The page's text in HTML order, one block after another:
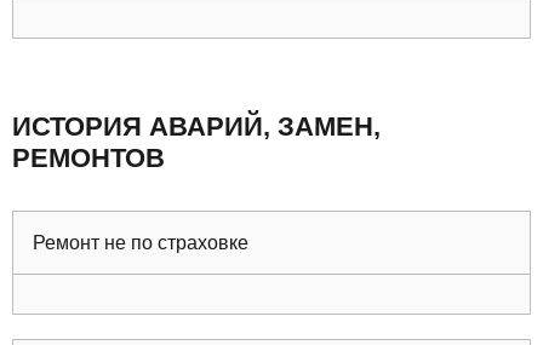
ИСТОРИЯ АВАРИЙ, ЗАМЕН,
РЕМОНТОВ
Ремонт не по страховке